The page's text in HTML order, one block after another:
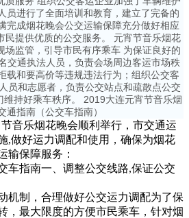
音乐烟花晚会顺利举行，市交通运
,做好运力调配和使用，确保为烟花
输保障服务：
车指南一、调整公交线路,保证公交
机制，合理做好公交运力调配为了保
，最大限度的方便市民乘车，针对烟